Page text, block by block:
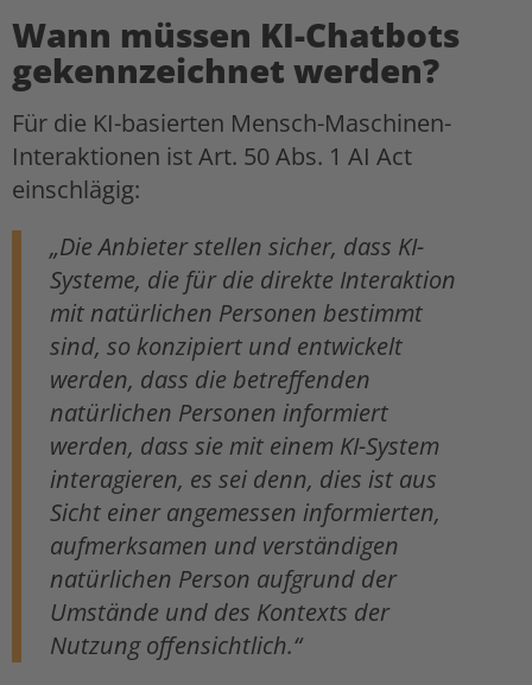
Wann müssen KI-Chatbots
gekennzeichnet werden?
Für die KI-basierten Mensch-Maschinen-
Interaktionen ist Art. 50 Abs. 1 AI Act
einschlägig:
„Die Anbieter stellen sicher, dass KI-
Systeme, die für die direkte Interaktion
mit natürlichen Personen bestimmt
sind, so konzipiert und entwickelt
werden, dass die betreffenden
natürlichen Personen informiert
werden, dass sie mit einem KI-System
interagieren, es sei denn, dies ist aus
Sicht einer angemessen informierten,
aufmerksamen und verständigen
natürlichen Person aufgrund der
Umstände und des Kontexts der
Nutzung offensichtlich.“